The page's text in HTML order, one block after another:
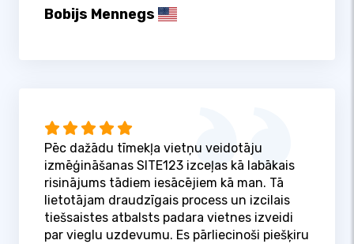
Bobijs Mennegs
Pēc dažādu tīmekļa vietņu veidotāju
izmēģināšanas SITE123 izceļas kā labākais
risinājums tādiem iesācējiem kā man. Tā
lietotājam draudzīgais process un izcilais
tiešsaistes atbalsts padara vietnes izveidi
par vieglu uzdevumu. Es pārliecinoši piešķiru